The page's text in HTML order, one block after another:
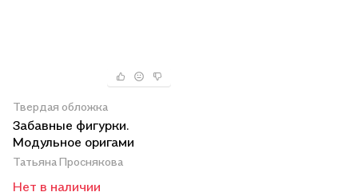
Твердая обложка
Забавные фигурки.
Модульное оригами
Татьяна Проснякова
Нет в наличии